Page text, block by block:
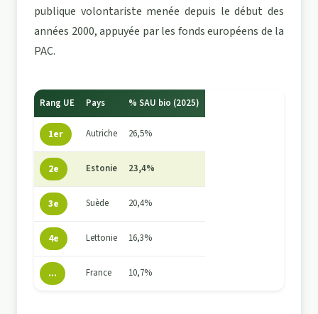
publique volontariste menée depuis le début des
années 2000, appuyée par les fonds européens de la
PAC.
Rang UE Pays % SAU bio (2025)
1er Autriche 26,5%
2e Estonie 23,4%
3e Suède 20,4%
4e Lettonie 16,3%
... France 10,7%